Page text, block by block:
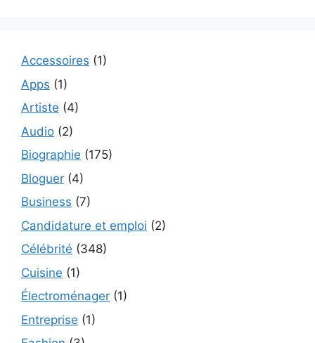
Accessoires (1)
Apps (1)
Artiste (4)
Audio (2)
Biographie (175)
Bloguer (4)
Business (7)
Candidature et emploi (2)
Célébrité (348)
Cuisine (1)
Électroménager (1)
Entreprise (1)